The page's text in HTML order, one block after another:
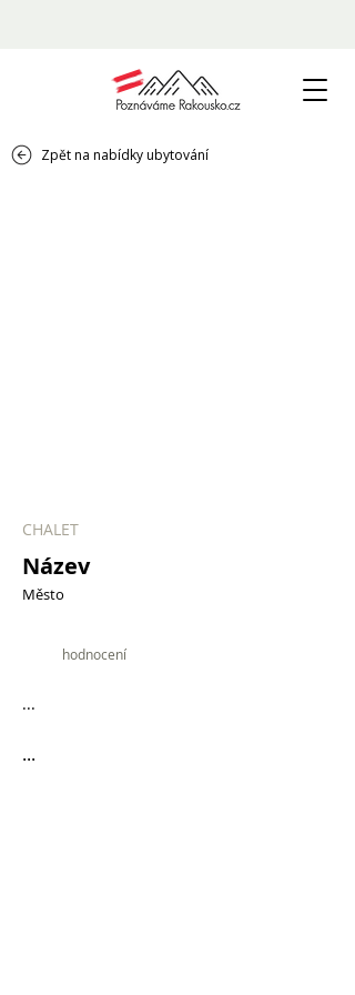
Zpět na nabídky ubytování
CHALET
Název
Město
hodnocení
...
...